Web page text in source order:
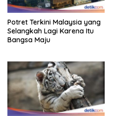
Potret Terkini Malaysia yang
Selangkah Lagi Karena Itu
Bangsa Maju